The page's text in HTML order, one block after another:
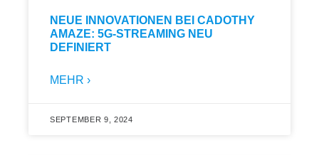
NEUE INNOVATIONEN BEI CADOTHY
AMAZE: 5G-STREAMING NEU
DEFINIERT
MEHR ›
SEPTEMBER 9, 2024